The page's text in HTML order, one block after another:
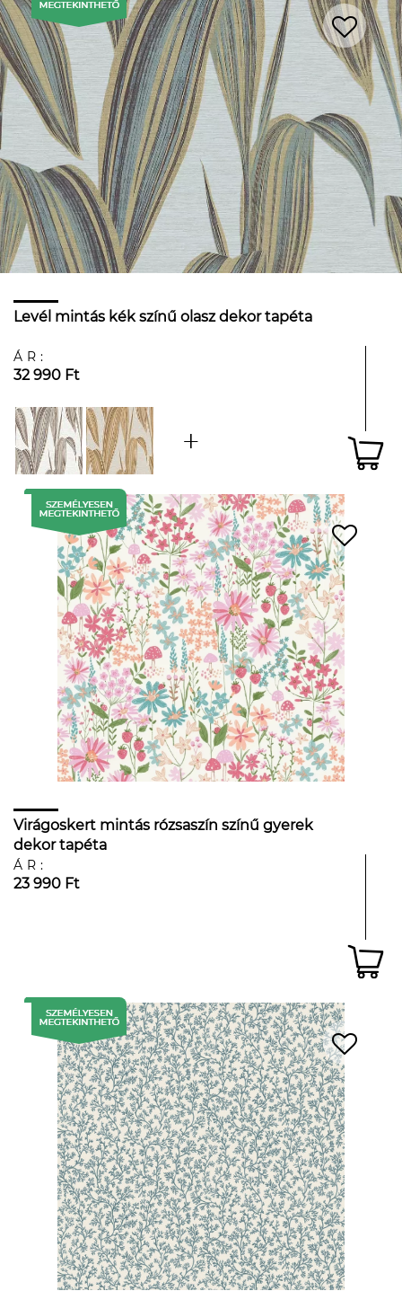
Levél mintás kék színű olasz dekor tapéta
ÁR:
32 990 Ft
Virágoskert mintás rózsaszín színű gyerek
dekor tapéta
ÁR:
23 990 Ft